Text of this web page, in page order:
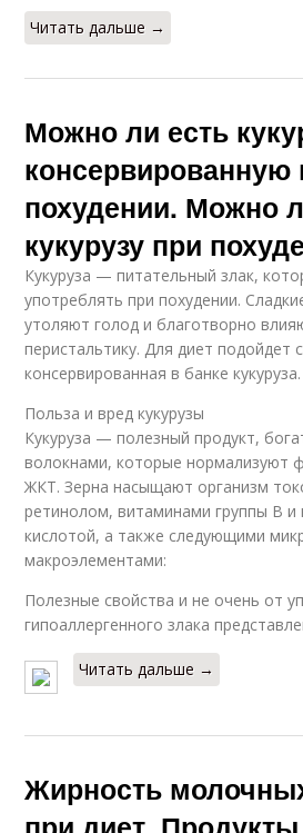
Читать дальше →
Можно ли есть
консервированную
похудении. Можно
кукурузу при
Кукуруза — питательный злак,
употреблять при похудении.
утоляют голод и благотворно
перистальтику. Для диет подойдет
консервированная в банке кукуруза.
Польза и вред кукурузы
Кукуруза — полезный продукт,
волокнами, которые нормализуют
ЖКТ. Зерна насыщают организм
ретинолом, витаминами группы B и
кислотой, а также следующими
макроэлементами:
Полезные свойства и не очень от
гипоаллергенного злака
Читать дальше →
Жирность